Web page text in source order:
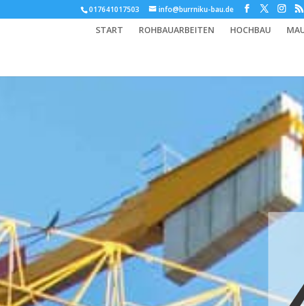
017641017503 info@burrniku-bau.de
START ROHBAUARBEITEN HOCHBAU